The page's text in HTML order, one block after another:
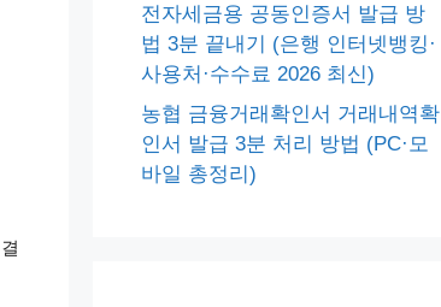
전자세금용 공동인증서 발급 방
법 3분 끝내기 (은행 인터넷뱅킹·
사용처·수수료 2026 최신)
농협 금융거래확인서 거래내역확
인서 발급 3분 처리 방법 (PC·모
바일 총정리)